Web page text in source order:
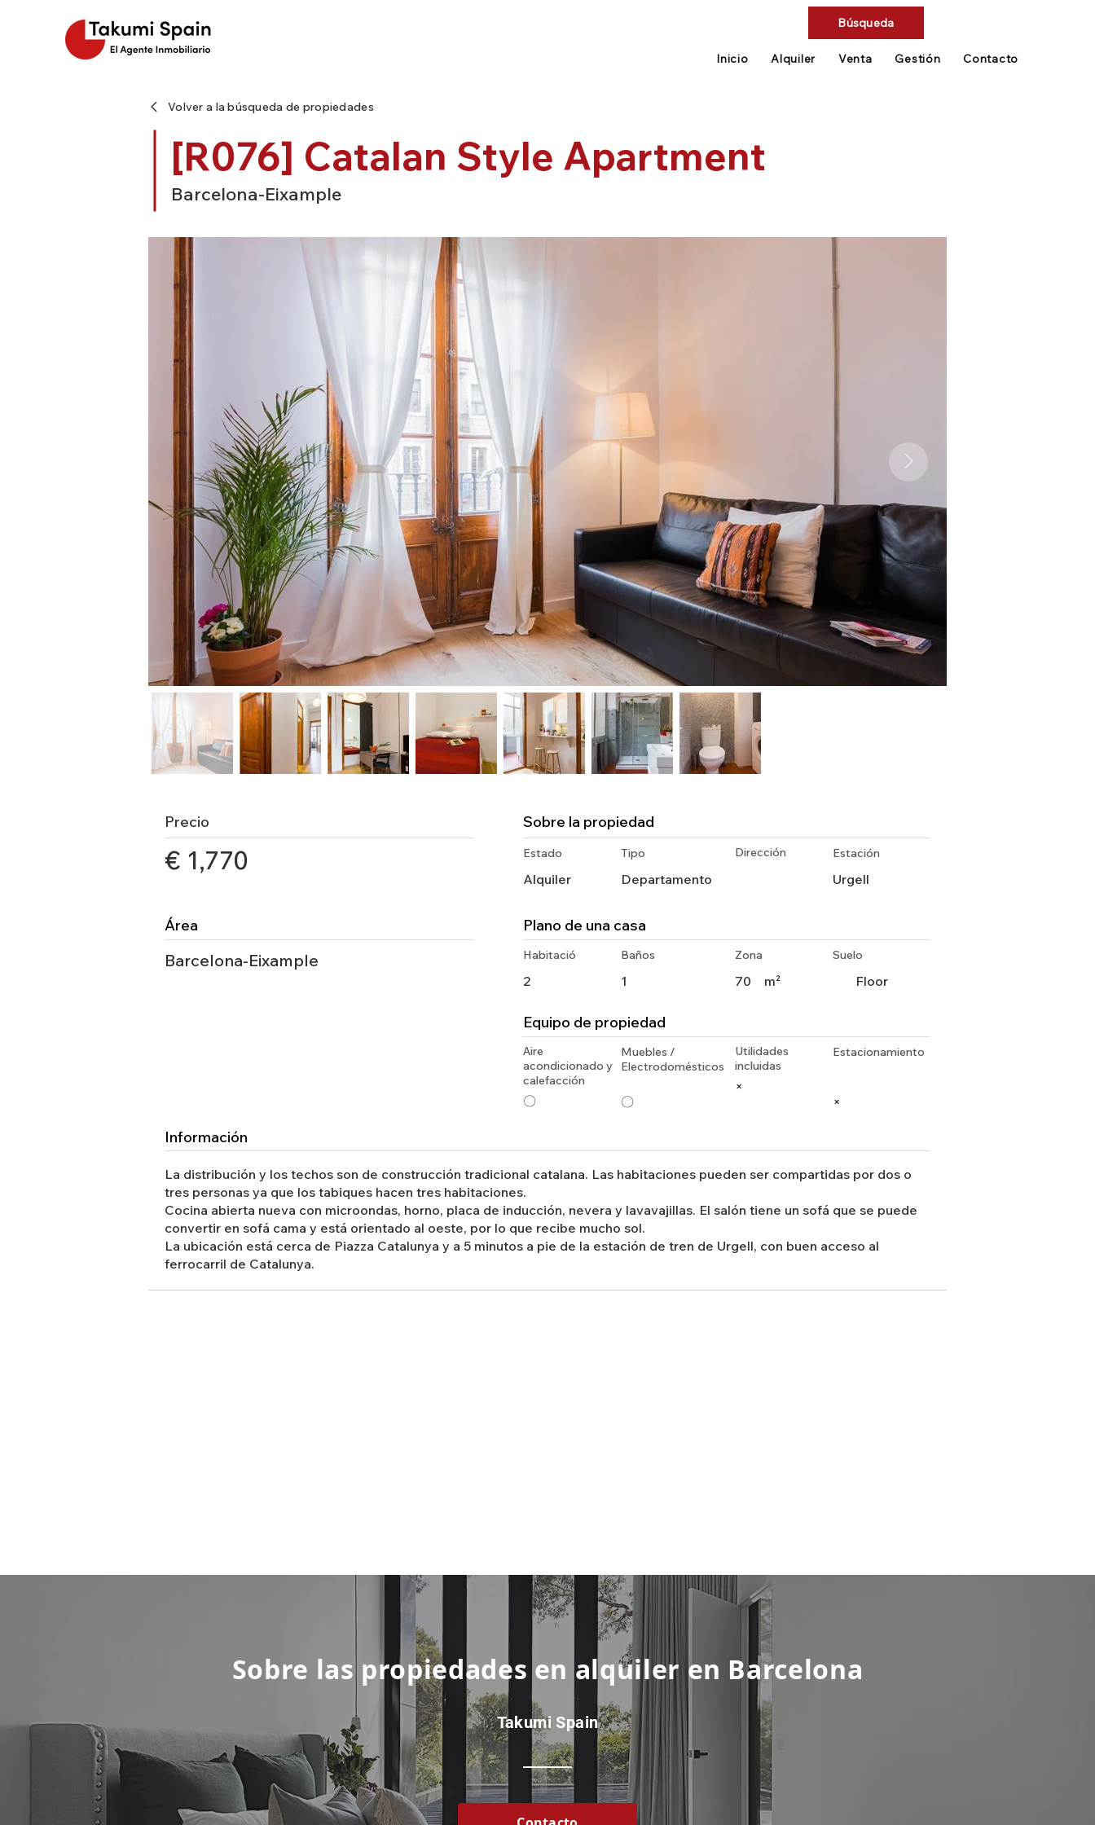
Búsqueda
Inicio Alquiler Venta Gestión Contacto
Volver a la búsqueda de propiedades
[R076] Catalan Style Apartment
Barcelona-Eixample
Precio
€ 1,770
Área
Barcelona-Eixample
Sobre la propiedad
Estado
Alquiler
Tipo
Departamento
Dirección Estación
Urgell
Plano de una casa
Habitació Baños Zona Suelo
2 1 70 m² Floor
Equipo de propiedad
Aire
acondicionado y
calefacción
〇
Muebles /
Electrodomésticos
〇
Utilidades
incluidas
×
Estacionamiento
×
Información
La distribución y los techos son de construcción tradicional catalana. Las habitaciones pueden ser compartidas por dos o
tres personas ya que los tabiques hacen tres habitaciones.
Cocina abierta nueva con microondas, horno, placa de inducción, nevera y lavavajillas. El salón tiene un sofá que se puede
convertir en sofá cama y está orientado al oeste, por lo que recibe mucho sol.
La ubicación está cerca de Piazza Catalunya y a 5 minutos a pie de la estación de tren de Urgell, con buen acceso al
ferrocarril de Catalunya.
Sobre las propiedades en alquiler en Barcelona
Takumi Spain